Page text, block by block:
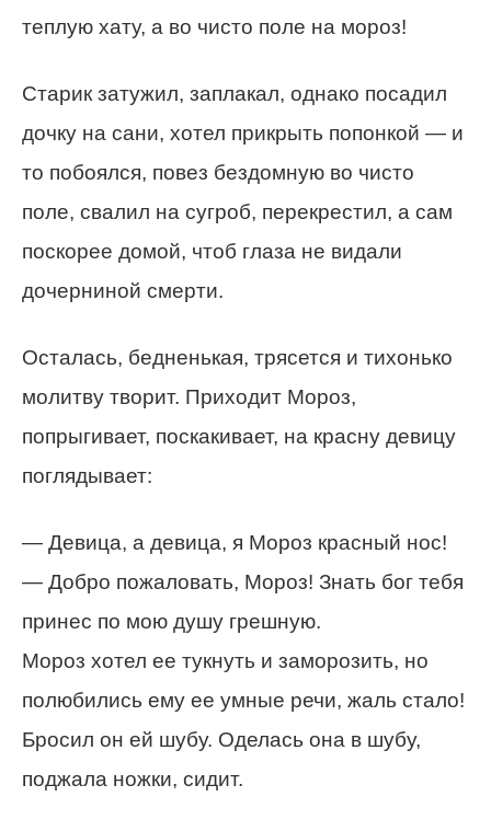
теплую хату, а во чисто поле на мороз!
Старик затужил, заплакал, однако посадил
дочку на сани, хотел прикрыть попонкой — и
то побоялся, повез бездомную во чисто
поле, свалил на сугроб, перекрестил, а сам
поскорее домой, чтоб глаза не видали
дочерниной смерти.
Осталась, бедненькая, трясется и тихонько
молитву творит. Приходит Мороз,
попрыгивает, поскакивает, на красну девицу
поглядывает:
— Девица, а девица, я Мороз красный нос!
— Добро пожаловать, Мороз! Знать бог тебя
принес по мою душу грешную.
Мороз хотел ее тукнуть и заморозить, но
полюбились ему ее умные речи, жаль стало!
Бросил он ей шубу. Оделась она в шубу,
поджала ножки, сидит.